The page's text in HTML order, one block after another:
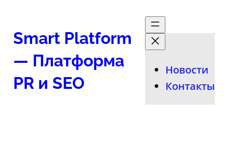
содержимому
Smart Platform
— Платформа
PR и SEO
Новости
Контакты